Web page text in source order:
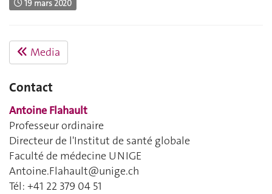
19 mars 2020
Media
Contact
Antoine Flahault
Professeur ordinaire
Directeur de l'Institut de santé globale
Faculté de médecine UNIGE
Antoine.Flahault@unige.ch
Tél: +41 22 379 04 51